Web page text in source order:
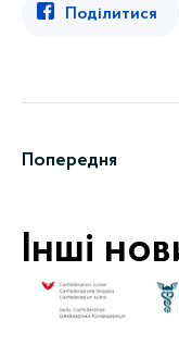
Поділитися
Попередня
Інші